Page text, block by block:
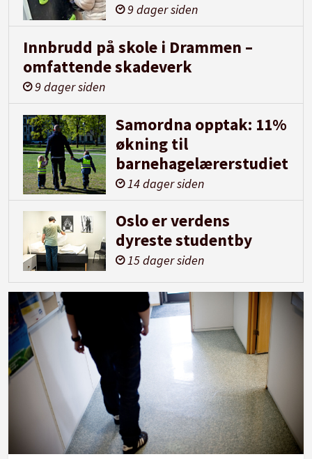
9 dager siden
Innbrudd på skole i Drammen –
omfattende skadeverk
9 dager siden
Samordna opptak: 11%
økning til
barnehagelærerstudiet
14 dager siden
Oslo er verdens
dyreste studentby
15 dager siden